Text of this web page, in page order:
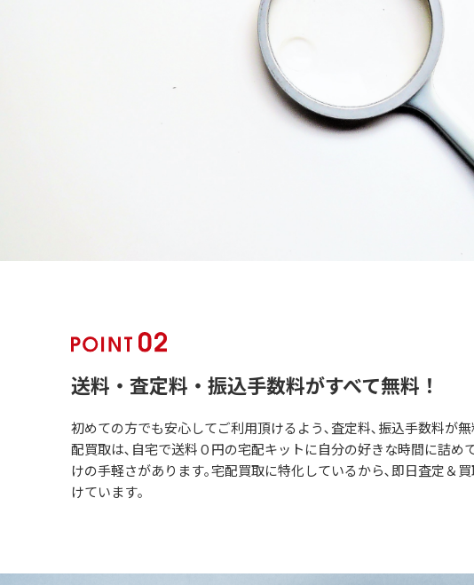
送料・査定料・振込手数料がすべて無料！
初めての方でも安心してご利用頂けるよう､査定料､振込手数料が
配買取は､自宅で送料０円の宅配キットに自分の好きな時間に詰め
けの手軽さがあります｡宅配買取に特化しているから､即日査定＆
けています｡